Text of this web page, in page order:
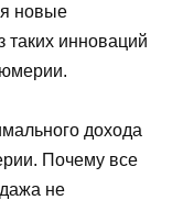
новые
инноваций
дохода
Почему все
не